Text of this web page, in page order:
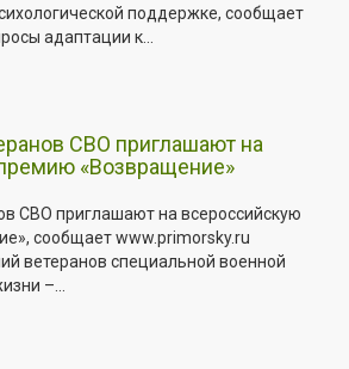
поддержке, сообщает
адаптации к...
СВО приглашают на
«Возвращение»
СВО приглашают на всероссийскую
сообщает www.primorsky.ru
ветеранов специальной военной
–...